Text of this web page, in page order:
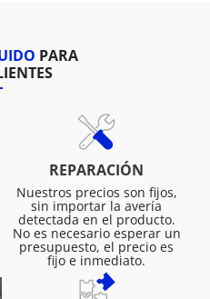
PARA
REPARACIÓN
Nuestros precios son fijos,
sin importar la avería
detectada en el producto.
No es necesario esperar un
presupuesto, el precio es
fijo e inmediato.